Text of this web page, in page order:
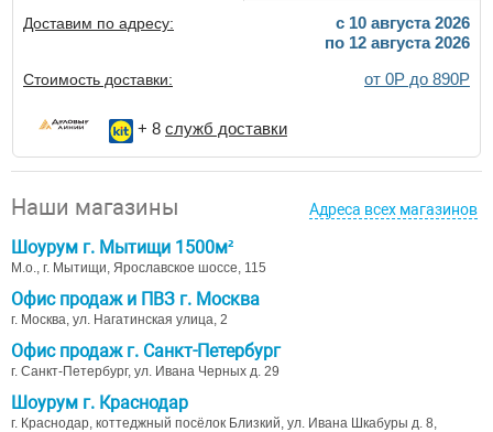
Доставим по адресу:
c 10 августа 2026
по 12 августа 2026
Стоимость доставки: от 0Р до 890Р
+ 8 служб доставки
Наши магазины Адреса всех магазинов
Шоурум г. Мытищи 1500м²
М.о., г. Мытищи, Ярославское шоссе, 115
Офис продаж и ПВЗ г. Москва
г. Москва, ул. Нагатинская улица, 2
Офис продаж г. Санкт-Петербург
г. Санкт-Петербург, ул. Ивана Черных д. 29
Шоурум г. Краснодар
г. Краснодар, коттеджный посёлок Близкий, ул. Ивана Шкабуры д. 8,